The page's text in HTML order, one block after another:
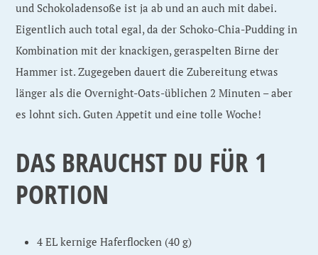
und Schokoladensoße ist ja ab und an auch mit dabei.
Eigentlich auch total egal, da der Schoko-Chia-Pudding in
Kombination mit der knackigen, geraspelten Birne der
Hammer ist. Zugegeben dauert die Zubereitung etwas
länger als die Overnight-Oats-üblichen 2 Minuten – aber
es lohnt sich. Guten Appetit und eine tolle Woche!
DAS BRAUCHST DU FÜR 1
PORTION
4 EL kernige Haferflocken (40 g)